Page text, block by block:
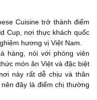
Cuisine trở thành điểm
Cup, nơi thực khách quốc
hương vị Việt Nam.
hàng, nói với phóng viên
món ăn Việt và đặc biệt
này rất dễ chịu và thân
đây là điểm chị thường